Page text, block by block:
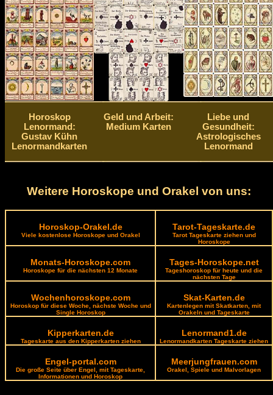
Horoskop
Lenormand:
Gustav Kühn
Lenormandkarten
Geld und Arbeit:
Medium Karten
Liebe und
Gesundheit:
Astrologisches
Lenormand
Weitere Horoskope und Orakel von uns:
Horoskop-Orakel.de
Viele kostenlose Horoskope und Orakel
Tarot-Tageskarte.de
Tarot Tageskarte ziehen und
Horoskope
Monats-Horoskope.com
Horoskope für die nächsten 12 Monate
Tages-Horoskope.net
Tageshoroskop für heute und die
nächsten Tage
Wochenhoroskope.com
Horoskop für diese Woche, nächste Woche und
Single Horoskop
Skat-Karten.de
Kartenlegen mit Skatkarten, mit
Orakeln und Tageskarte
Kipperkarten.de
Tageskarte aus den Kipperkarten ziehen
Lenormand1.de
Lenormandkarten Tageskarte ziehen
Engel-portal.com
Die große Seite über Engel, mit Tageskarte,
Informationen und Horoskop
Meerjungfrauen.com
Orakel, Spiele und Malvorlagen